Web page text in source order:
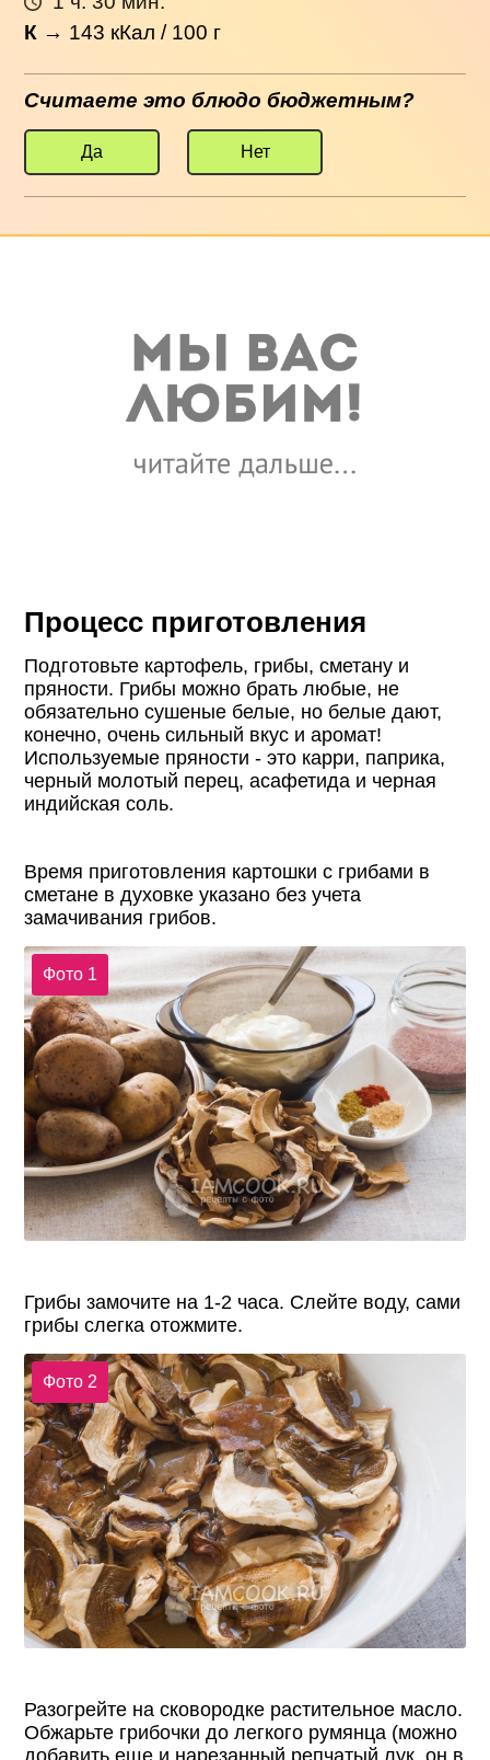
К → 143 кКал / 100 г
Считаете это блюдо бюджетным?
Да Нет
Процесс приготовления
Подготовьте картофель, грибы, сметану и
пряности. Грибы можно брать любые, не
обязательно сушеные белые, но белые дают,
конечно, очень сильный вкус и аромат!
Используемые пряности - это карри, паприка,
черный молотый перец, асафетида и черная
индийская соль.
Время приготовления картошки с грибами в
сметане в духовке указано без учета
замачивания грибов.
Фото 1
Грибы замочите на 1-2 часа. Слейте воду, сами
грибы слегка отожмите.
Фото 2
Разогрейте на сковородке растительное масло.
Обжарьте грибочки до легкого румянца (можно
добавить еще и нарезанный репчатый лук, он в